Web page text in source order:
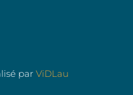
par ViDLau